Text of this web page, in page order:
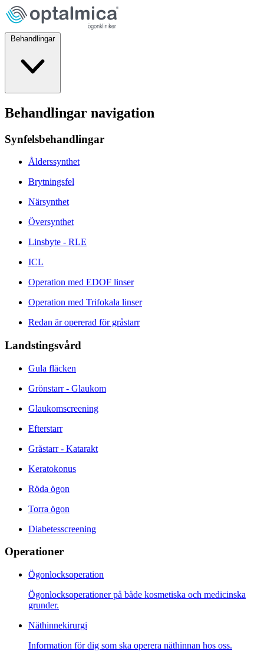
Behandlingar
Behandlingar navigation
Synfelsbehandlingar
Ålderssynthet
Brytningsfel
Närsynthet
Översynthet
Linsbyte - RLE
ICL
Operation med EDOF linser
Operation med Trifokala linser
Redan är opererad för gråstarr
Landstingsvård
Gula fläcken
Grönstarr - Glaukom
Glaukomscreening
Efterstarr
Gråstarr - Katarakt
Keratokonus
Röda ögon
Torra ögon
Diabetesscreening
Operationer
Ögonlocksoperation
Ögonlocksoperationer på både kosmetiska och medicinska
grunder.
Näthinnekirurgi
Information för dig som ska operera näthinnan hos oss.